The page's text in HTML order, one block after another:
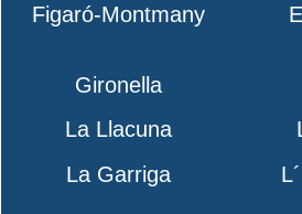
Figaró-Montmany
Gironella
La Llacuna
La Garriga